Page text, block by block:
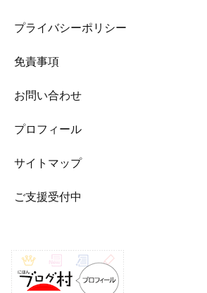
プライバシーポリシー
免責事項
お問い合わせ
プロフィール
サイトマップ
ご支援受付中